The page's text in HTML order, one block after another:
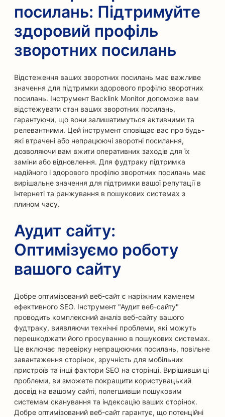
посилань: Підтримуйте
здоровий профіль
зворотних посилань
Відстеження ваших зворотних посилань має важливе
значення для підтримки здорового профілю зворотних
посилань. Інструмент Backlink Monitor допоможе вам
відстежувати стан ваших зворотних посилань,
гарантуючи, що вони залишатимуться активними та
релевантними. Цей інструмент сповіщає вас про будь-
які втрачені або непрацюючі зворотні посилання,
дозволяючи вам вжити оперативних заходів для їх
заміни або відновлення. Для фудтраку підтримка
надійного і здорового профілю зворотних посилань має
вирішальне значення для підтримки вашої репутації в
Інтернеті та ранжування в пошукових системах з
плином часу.
Аудит сайту:
Оптимізуємо роботу
вашого сайту
Добре оптимізований веб-сайт є наріжним каменем
ефективного SEO. Інструмент "Аудит веб-сайту"
проводить комплексний аналіз веб-сайту вашого
фудтраку, виявляючи технічні проблеми, які можуть
перешкоджати його просуванню в пошукових системах.
Це включає перевірку непрацюючих посилань, повільне
завантаження сторінок, зручність для мобільних
пристроїв та інші фактори SEO на сторінці. Вирішивши ці
проблеми, ви зможете покращити користувацький
досвід на вашому сайті, полегшивши пошуковим
системам сканування та індексацію ваших сторінок.
Добре оптимізований веб-сайт гарантує, що потенційні